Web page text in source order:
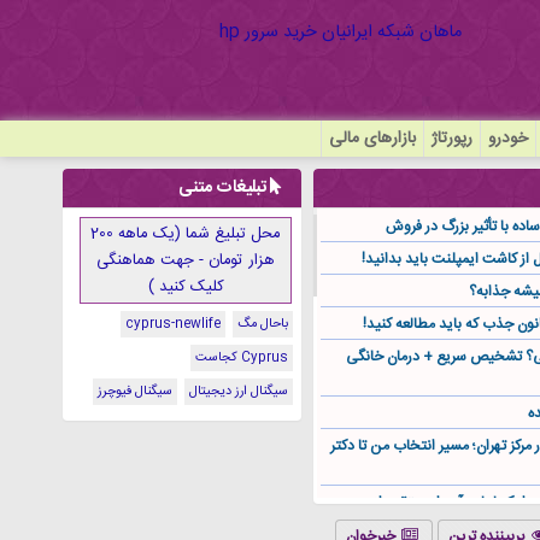
خودرو رپورتاژ بازارهای مالی
با تأثیر بزرگ در فروش
جذابه؟
جذب که باید مطالعه کنید!
تشخیص سریع + درمان خانگی
مرکز تهران؛ مسیر انتخاب من تا دکتر
کجا باید آن را مستقیم از
تبلیغات متنی
محل تبلیغ شما (یک ماهه 200
هزار تومان - جهت هماهنگی
کلیک کنید )
باحال مگ
cyprus-newlife
Cyprus کجاست
سیگنال ارز دیجیتال
سیگنال فیوچرز